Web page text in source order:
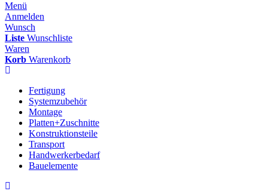
Menü
Anmelden
Wunsch
Liste Wunschliste
Waren
Korb Warenkorb
Fertigung
Systemzubehör
Montage
Platten+Zuschnitte
Konstruktionsteile
Transport
Handwerkerbedarf
Bauelemente